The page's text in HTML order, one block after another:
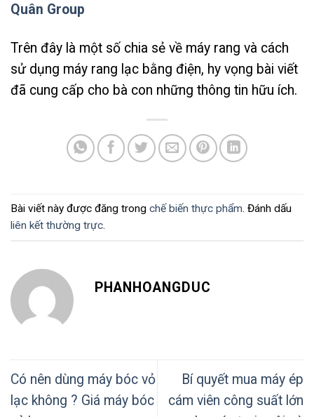
Quân Group
Trên đây là một số chia sẻ về máy rang và cách
sử dụng máy rang lạc bằng điện, hy vọng bài viết
đã cung cấp cho bà con những thông tin hữu ích.
Bài viết này được đăng trong chế biến thực phẩm. Đánh dấu
liên kết thường trực.
PHANHOANGDUC
Có nên dùng máy bóc vỏ
lạc không ? Giá máy bóc
Bí quyết mua máy ép
cám viên công suất lớn